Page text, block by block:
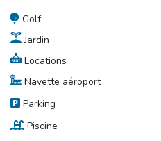
Golf
Jardin
Locations
Navette aéroport
Parking
Piscine